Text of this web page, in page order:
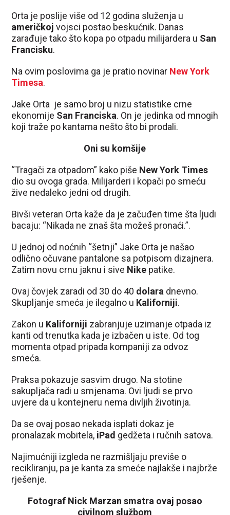
Orta je poslije više od 12 godina služenja u
američkoj vojsci postao beskućnik. Danas
zarađuje tako što kopa po otpadu milijardera u San
Francisku.
Na ovim poslovima ga je pratio novinar New York
Timesa.
Jake Orta je samo broj u nizu statistike crne
ekonomije San Franciska. On je jedinka od mnogih
koji traže po kantama nešto što bi prodali.
Oni su komšije
“Tragači za otpadom” kako piše New York Times
dio su ovoga grada. Milijarderi i kopači po smeću
žive nedaleko jedni od drugih.
Bivši veteran Orta kaže da je začuđen time šta ljudi
bacaju: “Nikada ne znaš šta možeš pronaći.”.
U jednoj od noćnih “šetnji” Jake Orta je našao
odlično očuvane pantalone sa potpisom dizajnera.
Zatim novu crnu jaknu i sive Nike patike.
Ovaj čovjek zaradi od 30 do 40 dolara dnevno.
Skupljanje smeća je ilegalno u Kaliforniji.
Zakon u Kaliforniji zabranjuje uzimanje otpada iz
kanti od trenutka kada je izbačen u iste. Od tog
momenta otpad pripada kompaniji za odvoz
smeća.
Praksa pokazuje sasvim drugo. Na stotine
sakupljača radi u smjenama. Ovi ljudi se prvo
uvjere da u kontejneru nema divljih životinja.
Da se ovaj posao nekada isplati dokaz je
pronalazak mobitela, iPad gedžeta i ručnih satova.
Najimućniji izgleda ne razmišljaju previše o
recikliranju, pa je kanta za smeće najlakše i najbrže
rješenje.
Fotograf Nick Marzan smatra ovaj posao
civilnom službom